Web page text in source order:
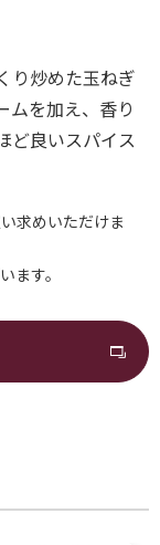
り炒めた玉ねぎ
ムを加え、香り
ど良いスパイス
求めいただけま
ます。